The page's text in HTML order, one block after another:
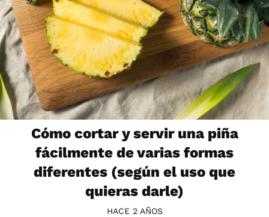
Cómo cortar y servir una piña
fácilmente de varias formas
diferentes (según el uso que
quieras darle)
HACE 2 AÑOS